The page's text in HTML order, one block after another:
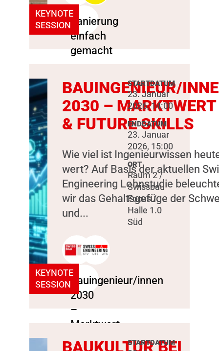
KEYNOTE
SESSION
KEYNOTE
SESSION
BAUINGENIEUR/
2030 – MARKTWERT
& FUTURE SKILLS
Wie viel ist Ingenieurwissen
wert? Auf Basis der aktuellen
Engineering Lohnstudie
wir das Gehaltsgefüge der
und...
STARTDATUM
23. Januar
2026, 14:00
ENDDATUM
23. Januar
2026, 15:00
ORT
Raum 2 /
Swissbau
Focus /
Halle 1.0
Süd
BAUKULTUR BEI
STARTDATUM